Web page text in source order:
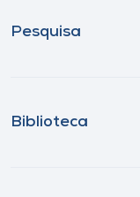
Pesquisa
Biblioteca